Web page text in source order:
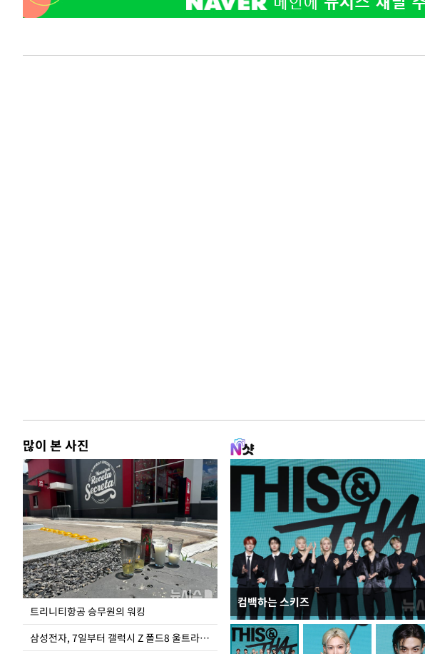
-8294초 전 >
[속보] 뉴욕증시, 일제 하락 마감…나스닥 0.06%↓
많이 본 사진
트리니티항공 승무원의 워킹
삼성전자, 7일부터 갤럭시 Z 폴드8 울트라·폴드8·플립8 출시
컴백하는 스키즈
입추 코앞인데 전국엔 찜통 더위